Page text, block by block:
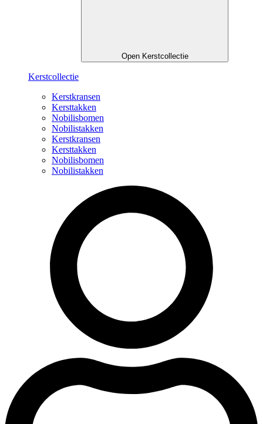
Open Kerstcollectie
Kerstcollectie
Kerstkransen
Kersttakken
Nobilisbomen
Nobilistakken
Kerstkransen
Kersttakken
Nobilisbomen
Nobilistakken